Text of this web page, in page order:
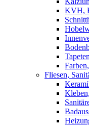
KVH,
Fliesen,